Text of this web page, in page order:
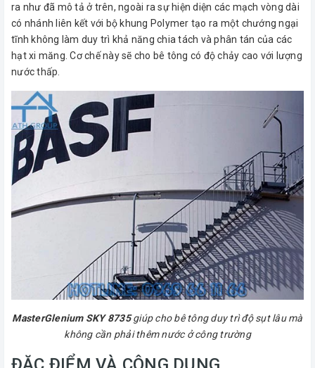
ra như đã mô tả ở trên, ngoài ra sự hiện diện các mạch vòng dài
có nhánh liên kết với bộ khung Polymer tạo ra một chướng ngại
tĩnh không làm duy trì khả năng chia tách và phân tán của các
hạt xi măng. Cơ chế này sẽ cho bê tông có độ chảy cao với lượng
nước thấp.
MasterGlenium SKY 8735giúp cho bê tông duy trì độ sụt lâu mà
không cần phải thêm nước ở công trường